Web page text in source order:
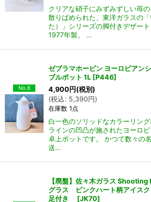
クリアな硝子にみずみずしい苺
散りばめられた、東洋ガラスの
た）」シリーズの脚付きデザート
1977年製。 …
No.8
ゼブラマホービン ヨーロピアン
ブルポット 1L [P446]
4,900円(税別)
(税込: 5,390円)
在庫数 1点
白一色のソリッドなカラーリン
ラインの凹凸が施されたヨーロ
卓上ポットです。 かつて数々の
送…
【廃盤】佐々木ガラス Shooting
グラス ピンクハート柄アイス
足付き
[JK70]